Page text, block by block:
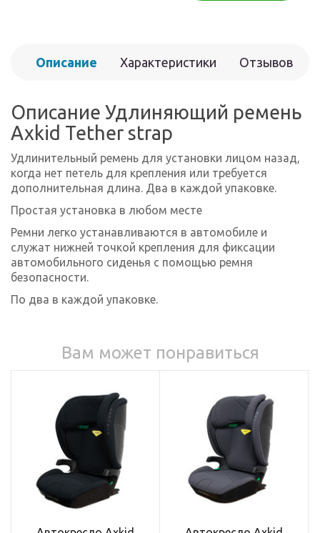
Описание Характеристики Отзывов
Описание Удлиняющий ремень
Axkid Tether strap
Удлинительный ремень для установки лицом назад,
когда нет петель для крепления или требуется
дополнительная длина. Два в каждой упаковке.
Простая установка в любом месте
Ремни легко устанавливаются в автомобиле и
служат нижней точкой крепления для фиксации
автомобильного сиденья с помощью ремня
безопасности.
По два в каждой упаковке.
Вам может понравиться